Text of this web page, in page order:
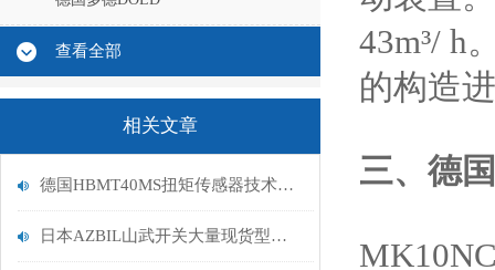
查看全部
相关文章
德国HBMT40MS扭矩传感器技术指南
日本AZBIL山武开关大量现货型号供应商
43m³/ h
的构造
三、 德